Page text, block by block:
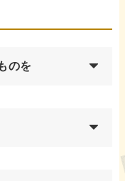
のを